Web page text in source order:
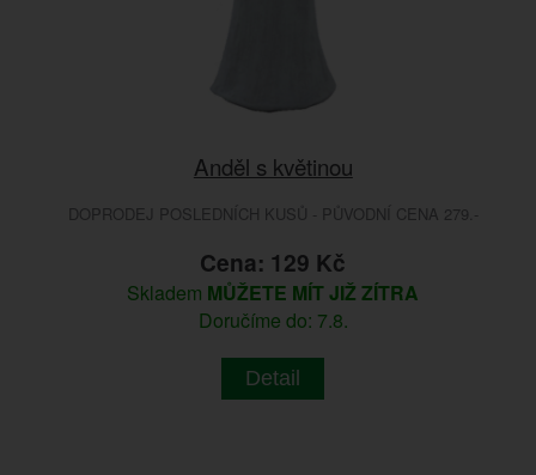
Anděl s květinou
DOPRODEJ POSLEDNÍCH KUSŮ - PŮVODNÍ CENA 279.-
Cena: 129 Kč
Skladem MŮŽETE MÍT JIŽ ZÍTRA
Doručíme do: 7.8.
Detail